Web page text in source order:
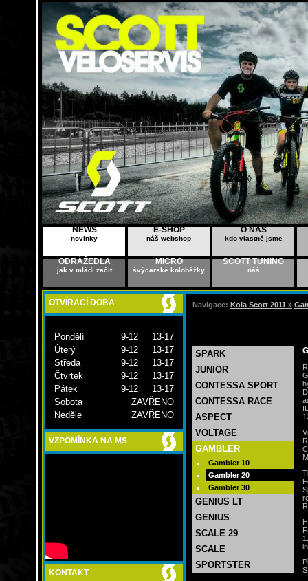
NEWS
novinky
E-SHOP
náš webshop
O NÁS
kdo vlastně jsme
ODRÁŽEDLA
jak v mládí začít
MICRO
švýcarské koloběžky
SCOTT TUNING
náš
OTVÍRACÍ DOBA
Pondělí
9-12 13-17
Úterý
9-12 13-17
Středa
9-12 13-17
Čtvrtek
9-12 13-17
Pátek
9-12 13-17
Sobota
ZAVŘENO
Neděle
ZAVŘENO
VZPOMÍNKA NA MS
KONTAKT
Navigace: Kola Scott 2011 »
SPARK
JUNIOR
CONTESSA SPORT
CONTESSA RACE
ASPECT
VOLTAGE
GAMBLER
Gambler 10
Gambler 20
Gambler 30
GENIUS LT
GENIUS
SCALE 29
SCALE
SPORTSTER